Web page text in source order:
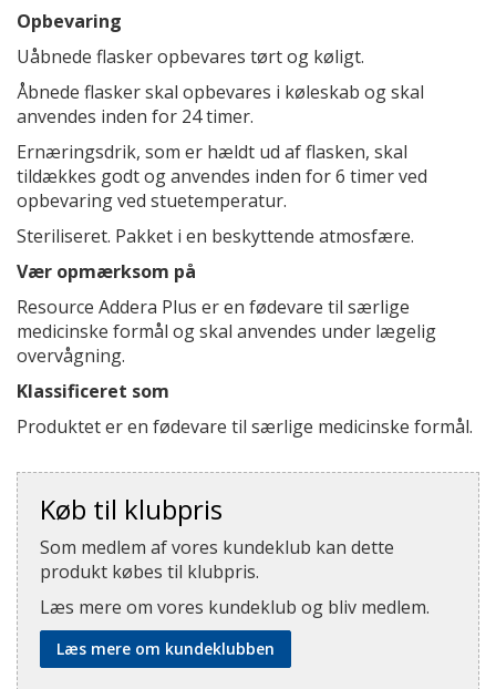
Opbevaring
Uåbnede flasker opbevares tørt og køligt.
Åbnede flasker skal opbevares i køleskab og skal
anvendes inden for 24 timer.
Ernæringsdrik, som er hældt ud af flasken, skal
tildækkes godt og anvendes inden for 6 timer ved
opbevaring ved stuetemperatur.
Steriliseret. Pakket i en beskyttende atmosfære.
Vær opmærksom på
Resource Addera Plus er en fødevare til særlige
medicinske formål og skal anvendes under lægelig
overvågning.
Klassificeret som
Produktet er en fødevare til særlige medicinske formål.
Køb til klubpris
Som medlem af vores kundeklub kan dette
produkt købes til klubpris.
Læs mere om vores kundeklub og bliv medlem.
Læs mere om kundeklubben